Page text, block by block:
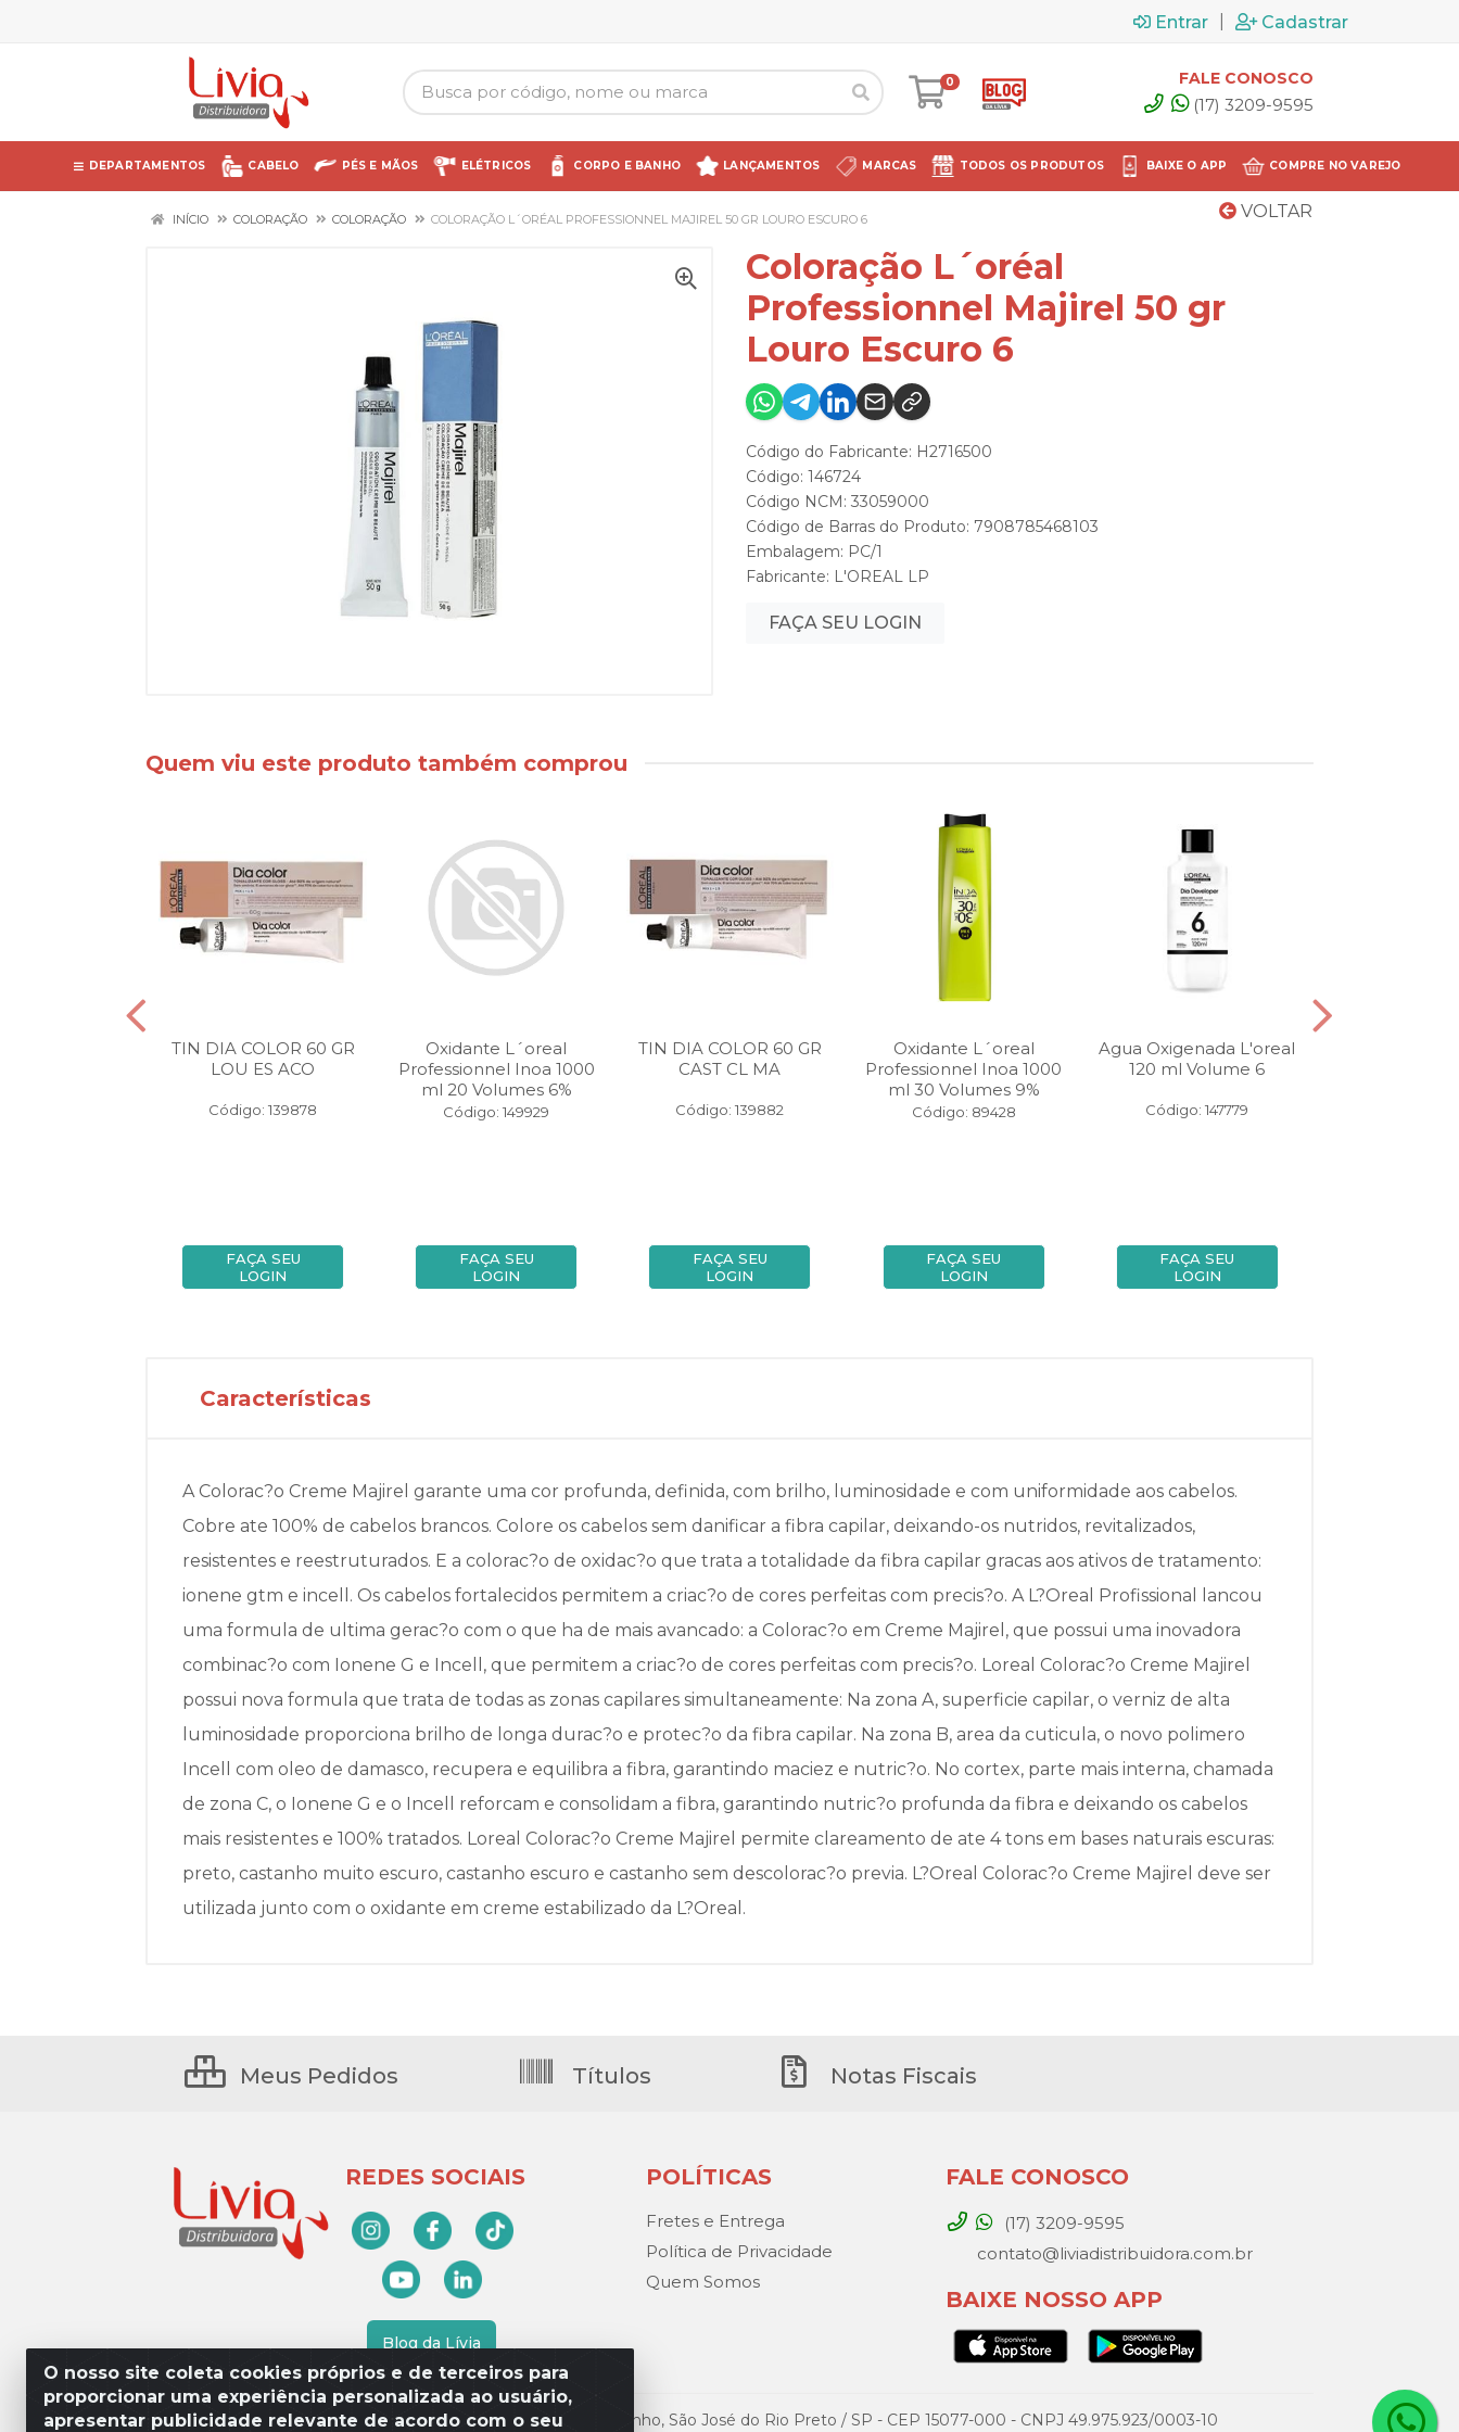
Entrar Cadastrar
0 FALE CONOSCO
(17) 3209-9595
DEPARTAMENTOS CABELO PÉS E MÃOS ELÉTRICOS CORPO E BANHO LANÇAMENTOS MARCAS TODOS OS PRODUTOS BAIXE O APP COMPRE NO VAREJO
VOLTAR
INÍCIO COLORAÇÃO COLORAÇÃO COLORAÇÃO L´ORÉAL PROFESSIONNEL MAJIREL 50 GR LOURO ESCURO 6
Coloração L´oréal
Professionnel Majirel 50 gr
Louro Escuro 6
Código do Fabricante: H2716500
Código: 146724
Código NCM: 33059000
Código de Barras do Produto: 7908785468103
Embalagem: PC/1
Fabricante: L'OREAL LP
FAÇA SEU LOGIN
Quem viu este produto também comprou
TIN DIA COLOR 60 GR
LOU ES ACO
Código: 139878
FAÇA SEU
LOGIN
Oxidante L´oreal
Professionnel Inoa 1000
ml 20 Volumes 6%
Código: 149929
FAÇA SEU
LOGIN
TIN DIA COLOR 60 GR
CAST CL MA
Código: 139882
FAÇA SEU
LOGIN
Oxidante L´oreal
Professionnel Inoa 1000
ml 30 Volumes 9%
Código: 89428
FAÇA SEU
LOGIN
Agua Oxigenada L'oreal
120 ml Volume 6
Código: 147779
FAÇA SEU
LOGIN
Características
A Colorac?o Creme Majirel garante uma cor profunda, definida, com brilho, luminosidade e com uniformidade aos cabelos.
Cobre ate 100% de cabelos brancos. Colore os cabelos sem danificar a fibra capilar, deixando-os nutridos, revitalizados,
resistentes e reestruturados. E a colorac?o de oxidac?o que trata a totalidade da fibra capilar gracas aos ativos de tratamento:
ionene gtm e incell. Os cabelos fortalecidos permitem a criac?o de cores perfeitas com precis?o. A L?Oreal Profissional lancou
uma formula de ultima gerac?o com o que ha de mais avancado: a Colorac?o em Creme Majirel, que possui uma inovadora
combinac?o com Ionene G e Incell, que permitem a criac?o de cores perfeitas com precis?o. Loreal Colorac?o Creme Majirel
possui nova formula que trata de todas as zonas capilares simultaneamente: Na zona A, superficie capilar, o verniz de alta
luminosidade proporciona brilho de longa durac?o e protec?o da fibra capilar. Na zona B, area da cuticula, o novo polimero
Incell com oleo de damasco, recupera e equilibra a fibra, garantindo maciez e nutric?o. No cortex, parte mais interna, chamada
de zona C, o Ionene G e o Incell reforcam e consolidam a fibra, garantindo nutric?o profunda da fibra e deixando os cabelos
mais resistentes e 100% tratados. Loreal Colorac?o Creme Majirel permite clareamento de ate 4 tons em bases naturais escuras:
preto, castanho muito escuro, castanho escuro e castanho sem descolorac?o previa. L?Oreal Colorac?o Creme Majirel deve ser
utilizada junto com o oxidante em creme estabilizado da L?Oreal.
O nosso site coleta cookies próprios e de terceiros para
proporcionar uma experiência personalizada ao usuário,
apresentar publicidade relevante de acordo com o seu
Meus Pedidos Títulos Notas Fiscais
REDES SOCIAIS
Blog da Lívia
POLÍTICAS
Fretes e Entrega
Política de Privacidade
Quem Somos
FALE CONOSCO
(17) 3209-9595
contato@liviadistribuidora.com.br
BAIXE NOSSO APP
Lívia Distribuidora - Av. Percy Gandini, 329 – Vila Toninho, São José do Rio Preto / SP - CEP 15077-000 - CNPJ 49.975.923/0003-10